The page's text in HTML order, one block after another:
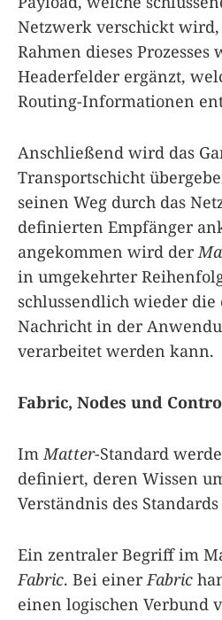
Netzwerk verschickt
Rahmen dieses Prozesses
Headerfelder ergänzt,
Routing-Informationen
Anschließend wird das
Transportschicht
seinen Weg durch das
definierten Empfänger
angekommen wird der
in umgekehrter
schlussendlich wieder die
Nachricht in der
verarbeitet werden kann.
Fabric, Nodes und
Im Matter-Standard
definiert, deren Wissen
Verständnis des
Ein zentraler Begriff im
Fabric. Bei einer Fabric
einen logischen Verbund